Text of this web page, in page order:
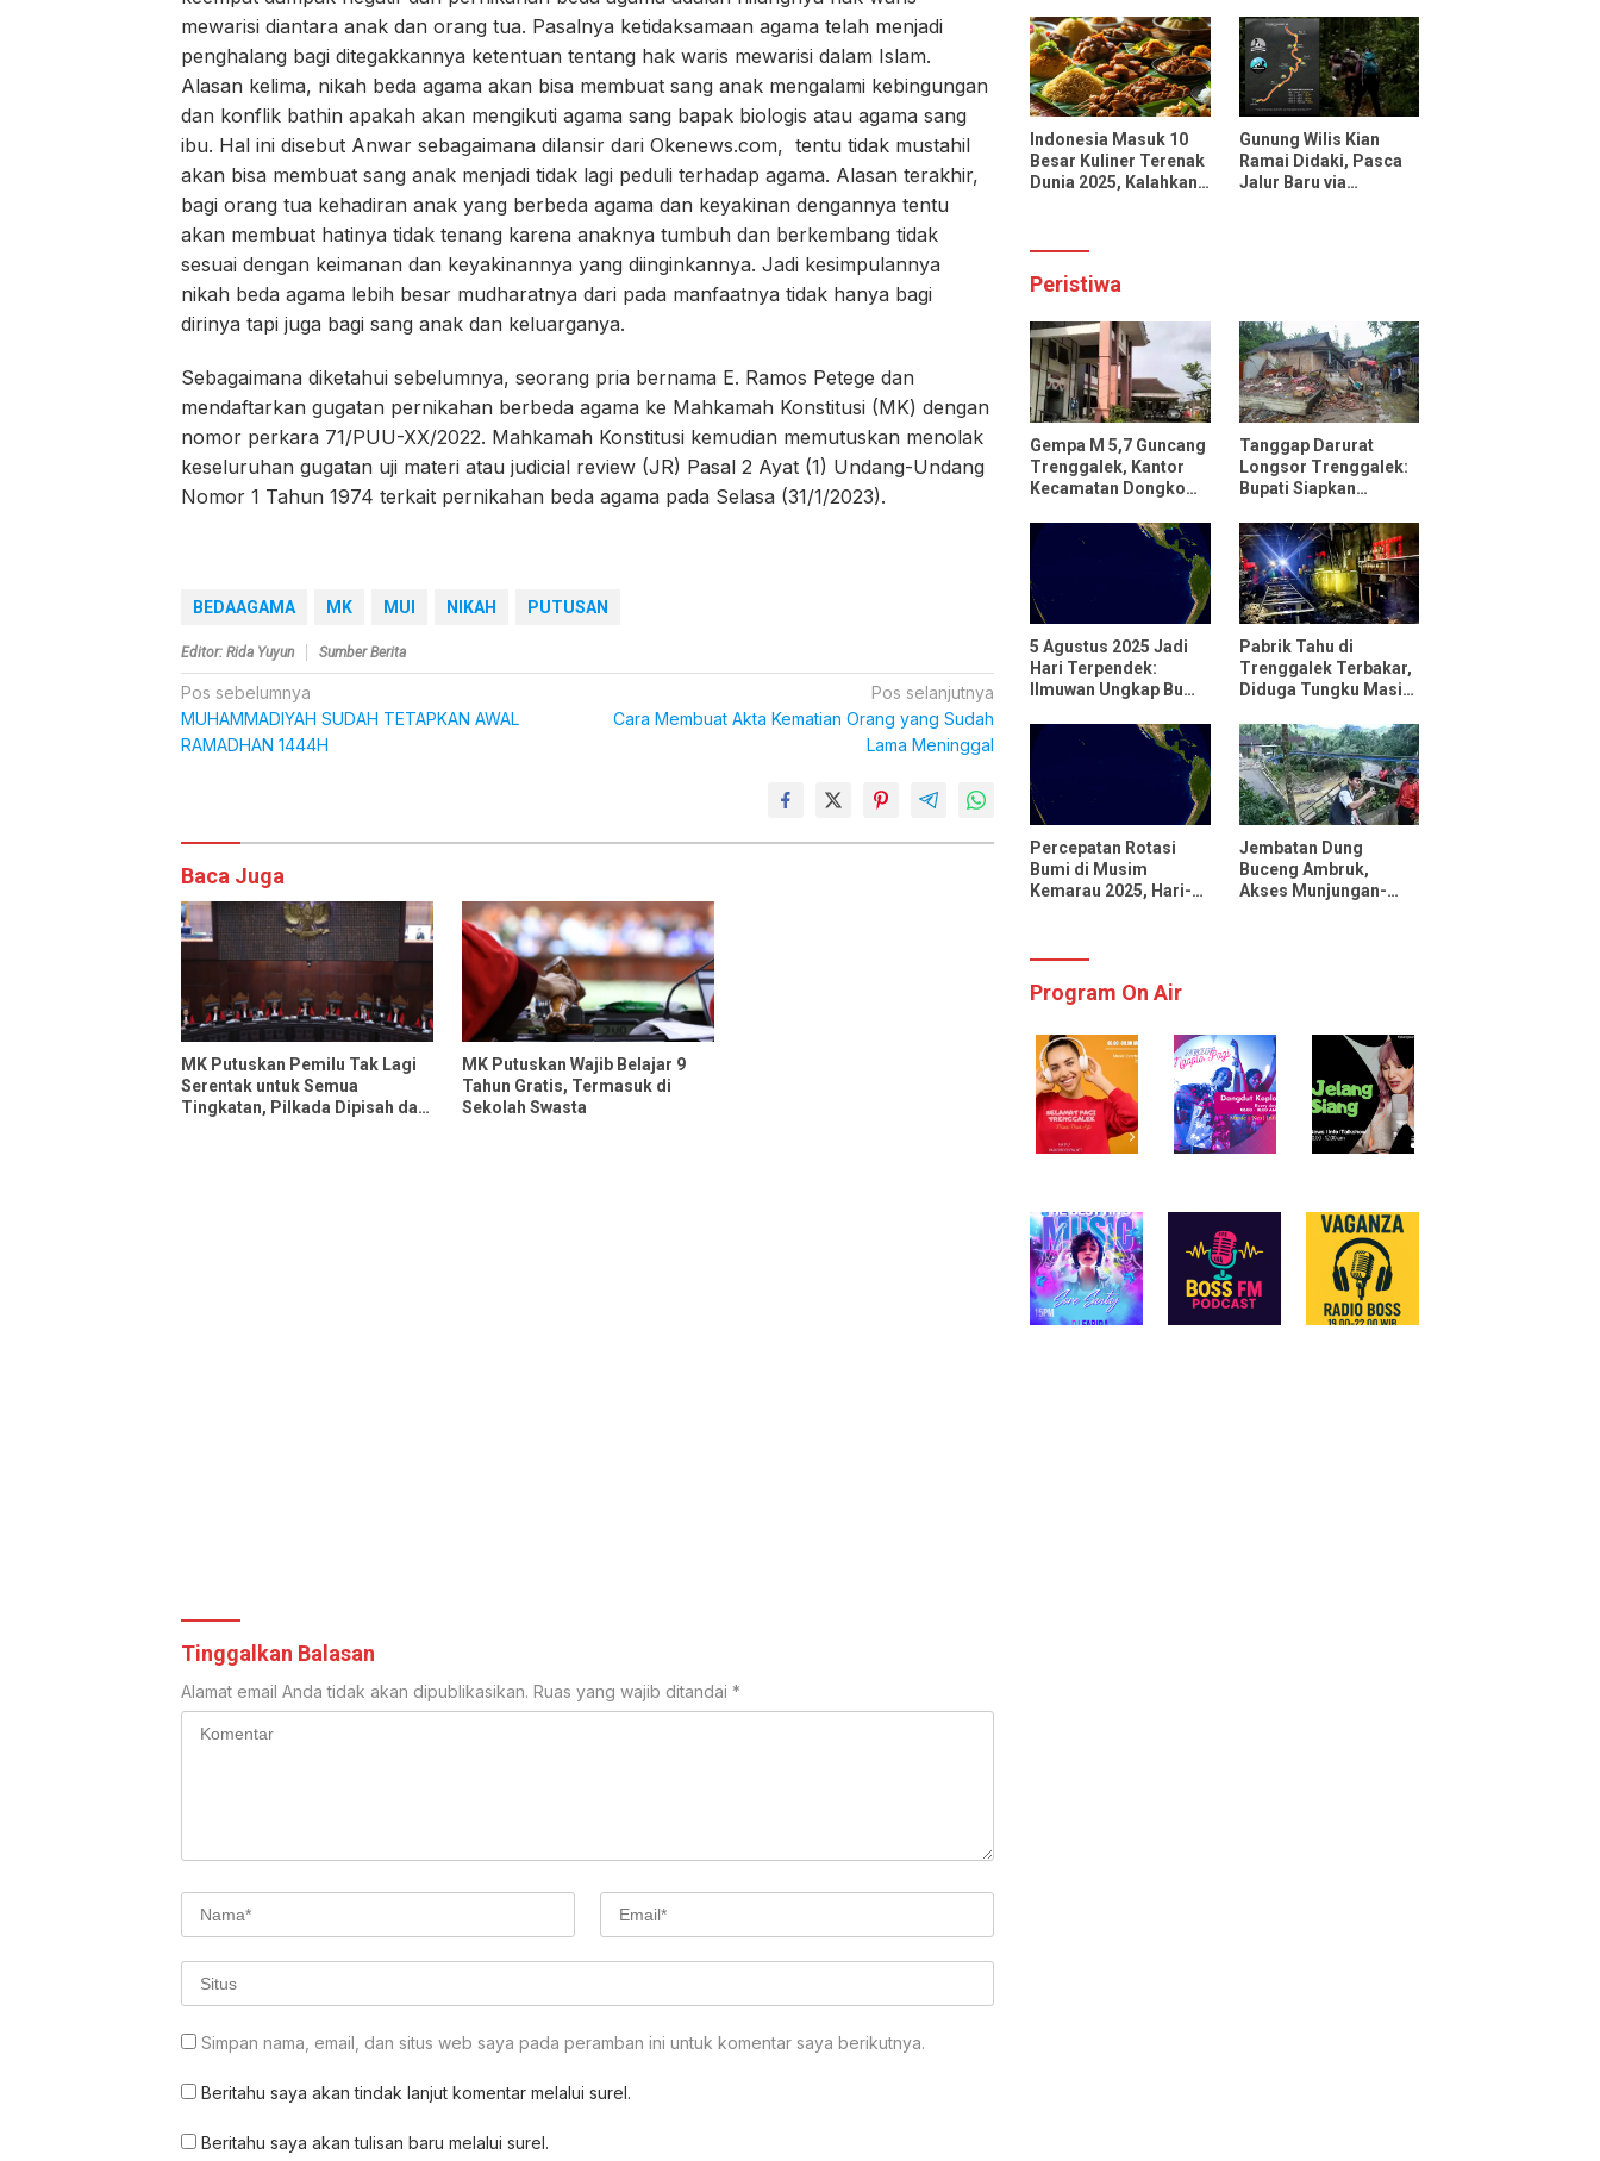
mewarisi diantara anak dan orang tua. Pasalnya ketidaksamaan agama telah menjadi
penghalang bagi ditegakkannya ketentuan tentang hak waris mewarisi dalam Islam.
Alasan kelima, nikah beda agama akan bisa membuat sang anak mengalami kebingungan
dan konflik bathin apakah akan mengikuti agama sang bapak biologis atau agama sang
ibu. Hal ini disebut Anwar sebagaimana dilansir dari Okenews.com, tentu tidak mustahil
akan bisa membuat sang anak menjadi tidak lagi peduli terhadap agama. Alasan terakhir,
bagi orang tua kehadiran anak yang berbeda agama dan keyakinan dengannya tentu
akan membuat hatinya tidak tenang karena anaknya tumbuh dan berkembang tidak
sesuai dengan keimanan dan keyakinannya yang diinginkannya. Jadi kesimpulannya
nikah beda agama lebih besar mudharatnya dari pada manfaatnya tidak hanya bagi
dirinya tapi juga bagi sang anak dan keluarganya.
Sebagaimana diketahui sebelumnya, seorang pria bernama E. Ramos Petege dan
mendaftarkan gugatan pernikahan berbeda agama ke Mahkamah Konstitusi (MK) dengan
nomor perkara 71/PUU-XX/2022. Mahkamah Konstitusi kemudian memutuskan menolak
keseluruhan gugatan uji materi atau judicial review (JR) Pasal 2 Ayat (1) Undang-Undang
Nomor 1 Tahun 1974 terkait pernikahan beda agama pada Selasa (31/1/2023).
BEDAAGAMA MK MUI NIKAH PUTUSAN
Editor: Rida Yuyun Sumber Berita
Navigasi
pos
Pos sebelumnya
MUHAMMADIYAH SUDAH TETAPKAN AWAL
RAMADHAN 1444H
Pos selanjutnya
Cara Membuat Akta Kematian Orang yang Sudah
Lama Meninggal
Komentar
Baca Juga
MK Putuskan Pemilu Tak Lagi
Serentak untuk Semua
Tingkatan, Pilkada Dipisah dari
MK Putuskan Wajib Belajar 9
Tahun Gratis, Termasuk di
Sekolah Swasta
Tinggalkan Balasan
Alamat email Anda tidak akan dipublikasikan. Ruas yang wajib ditandai *
Simpan nama, email, dan situs web saya pada peramban ini untuk komentar saya berikutnya.
Beritahu saya akan tindak lanjut komentar melalui surel.
Beritahu saya akan tulisan baru melalui surel.
Trip Bersama
Influencer dan Media
Nasional
Lewat Festival Desa
Indonesia Masuk 10
Besar Kuliner Terenak
Dunia 2025, Kalahkan
Gunung Wilis Kian
Ramai Didaki, Pasca
Jalur Baru via
Peristiwa
Gempa M 5,7 Guncang
Trenggalek, Kantor
Kecamatan Dongko
Tanggap Darurat
Longsor Trenggalek:
Bupati Siapkan
Rencana Relokasi
untuk 95 Rumah
5 Agustus 2025 Jadi
Hari Terpendek:
Ilmuwan Ungkap Bumi
dari Biasanya
Pabrik Tahu di
Trenggalek Terbakar,
Diduga Tungku Masih
Percepatan Rotasi
Bumi di Musim
Kemarau 2025, Hari-
Jembatan Dung
Buceng Ambruk,
Akses Munjungan-
Program On Air